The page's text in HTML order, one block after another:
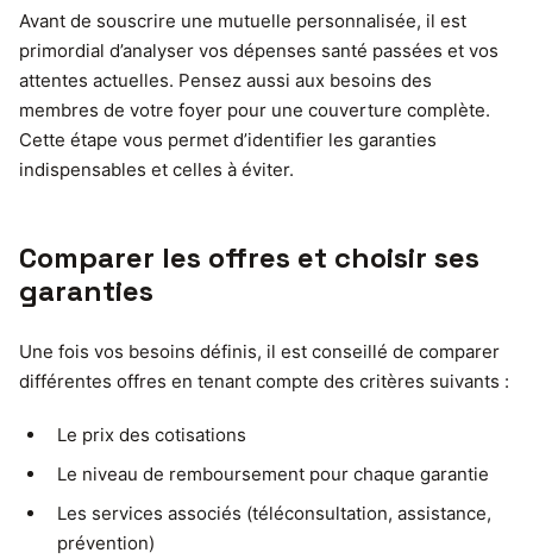
Avant de souscrire une mutuelle personnalisée, il est
primordial d’analyser vos dépenses santé passées et vos
attentes actuelles. Pensez aussi aux besoins des
membres de votre foyer pour une couverture complète.
Cette étape vous permet d’identifier les garanties
indispensables et celles à éviter.
Comparer les offres et choisir ses
garanties
Une fois vos besoins définis, il est conseillé de comparer
différentes offres en tenant compte des critères suivants :
Le prix des cotisations
Le niveau de remboursement pour chaque garantie
Les services associés (téléconsultation, assistance,
prévention)